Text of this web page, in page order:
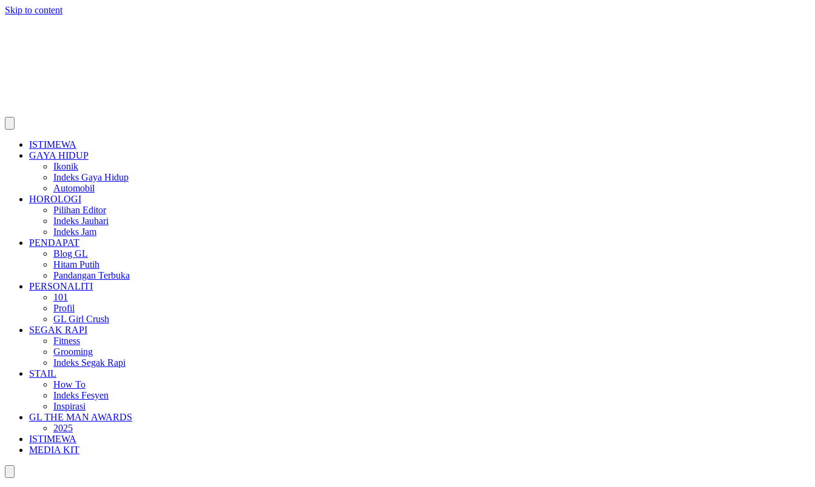
Skip to content
ISTIMEWA
GAYA HIDUP
Ikonik
Indeks Gaya Hidup
Automobil
HOROLOGI
Pilihan Editor
Indeks Jauhari
Indeks Jam
PENDAPAT
Blog GL
Hitam Putih
Pandangan Terbuka
PERSONALITI
101
Profil
GL Girl Crush
SEGAK RAPI
Fitness
Grooming
Indeks Segak Rapi
STAIL
How To
Indeks Fesyen
Inspirasi
GL THE MAN AWARDS
2025
ISTIMEWA
MEDIA KIT